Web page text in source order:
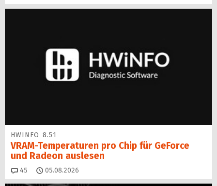
HWINFO 8.51
VRAM-Temperaturen pro Chip für GeForce
und Radeon auslesen
45 Kommentare
05.08.2026